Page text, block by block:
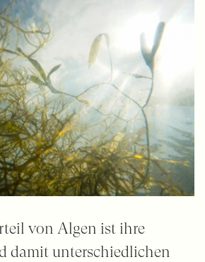
von Algen ist ihre
damit unterschiedlichen